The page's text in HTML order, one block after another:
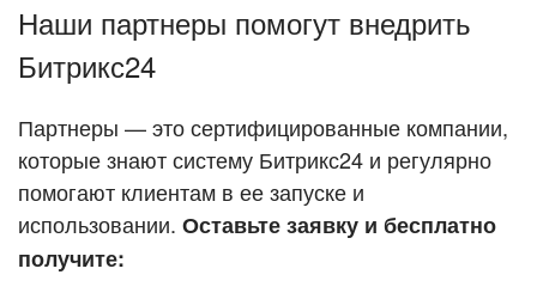
ПОДДЕРЖКА
ВХОД
ВХОД
Стать партнёром
Кейсы партнёров
Смотреть видеокейсы
Наши партнеры помогут внедрить
Битрикс24
Партнеры — это сертифицированные компании,
которые знают систему Битрикс24 и регулярно
помогают клиентам в ее запуске и
использовании. Оставьте заявку и бесплатно
получите: